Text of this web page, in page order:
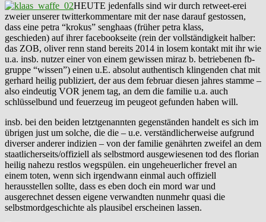
HEUTE jedenfalls sind wir durch retweet-erei
zweier unserer twitterkommentare mit der nase darauf gestossen,
dass eine petra “krokus” senghaas (früher petra klass,
geschieden) auf ihrer facebookseite (rein der vollständigkeit halber:
das ZOB, oliver renn stand bereits 2014 in losem kontakt mit ihr wie
u.a. insb. nutzer einer von einem gewissen miraz b. betriebenen fb-
gruppe “wissen”) einen u.E. absolut authentisch klingenden chat mit
gerhard heilig publiziert, der aus dem februar diesen jahres stamme –
also eindeutig VOR jenem tag, an dem die familie u.a. auch
schlüsselbund und feuerzeug im peugeot gefunden haben will.
insb. bei den beiden letztgenannten gegenständen handelt es sich im
übrigen just um solche, die die – u.e. verständlicherweise aufgrund
diverser anderer indizien – von der familie genährten zweifel an dem
staatlicherseits/offiziell als selbstmord ausgewiesenen tod des florian
heilig nahezu restlos wegspülen. ein ungeheuerlicher frevel an
einem toten, wenn sich irgendwann einmal auch offiziell
herausstellen sollte, dass es eben doch ein mord war und
ausgerechnet dessen eigene verwandten nunmehr quasi die
selbstmordgeschichte als plausibel erscheinen lassen.